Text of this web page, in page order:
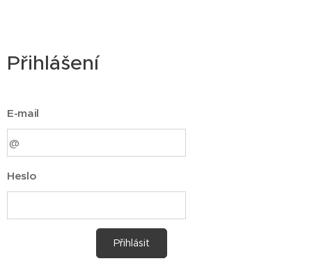
Přihlášení
E-mail
Heslo
Přihlásit